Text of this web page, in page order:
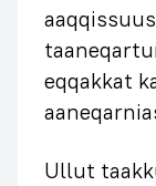
eqqakkat
Ullut